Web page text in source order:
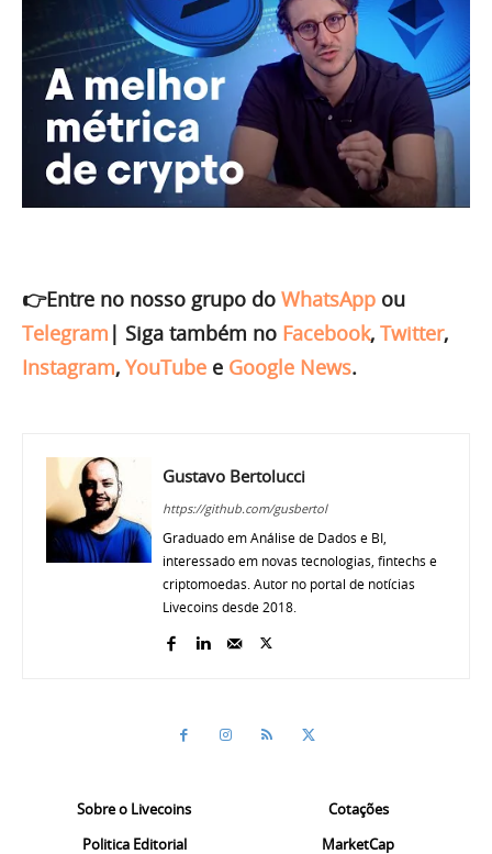
👉Entre no nosso grupo do WhatsApp ou
Telegram | Siga também no Facebook, Twitter,
Instagram, YouTube e Google News.
Gustavo Bertolucci
https://github.com/gusbertol
Graduado em Análise de Dados e BI,
interessado em novas tecnologias, fintechs e
criptomoedas. Autor no portal de notícias
Livecoins desde 2018.
Sobre o Livecoins
Politica Editorial
Cotações
MarketCap